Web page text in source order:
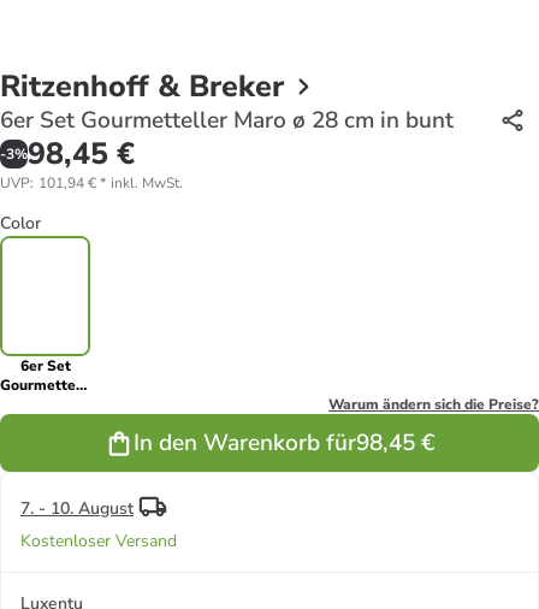
Ritzenhoff & Breker
6er Set Gourmetteller Maro ø 28 cm in bunt
-3%98,45 €
UVP: 101,94 €* inkl. MwSt.
Color
6er Set
Gourmetteller
Warum ändern sich die Preise?
In den Warenkorb für98,45 €
7. - 10. August
Kostenloser Versand
Luxentu